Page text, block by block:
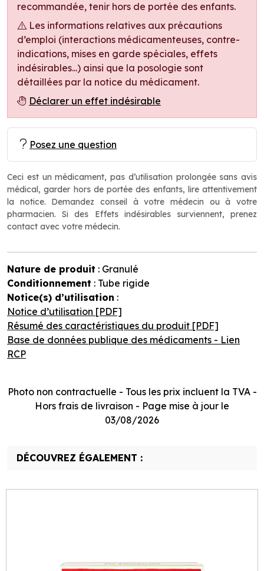
recommandée, tenir hors de portée des enfants.
Les informations relatives aux précautions
d’emploi (interactions médicamenteuses, contre-
indications, mises en garde spéciales, effets
indésirables...) ainsi que la posologie sont
détaillées par la notice du médicament.
Déclarer un effet indésirable
Posez une question
Ceci est un médicament, pas d’utilisation prolongée sans avis
médical, garder hors de portée des enfants, lire attentivement
la notice. Demandez conseil à votre médecin ou à votre
pharmacien. Si des Effets indésirables surviennent, prenez
contact avec votre médecin.
Nature de produit : Granulé
Conditionnement : Tube rigide
Notice(s) d’utilisation :
Notice d’utilisation [PDF]
Résumé des caractéristiques du produit [PDF]
Base de données publique des médicaments - Lien
RCP
Photo non contractuelle - Tous les prix incluent la TVA -
Hors frais de livraison - Page mise à jour le
03/08/2026
DÉCOUVREZ ÉGALEMENT :